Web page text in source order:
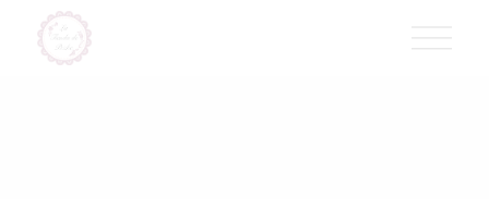
content